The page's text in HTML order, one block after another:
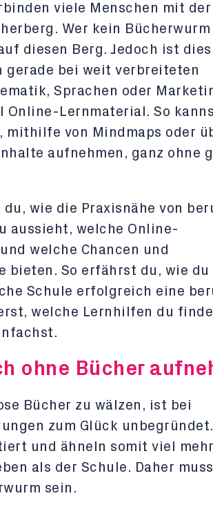
viele Menschen mit
Wer kein
diesen Berg. Jedoch ist
gerade bei weit verbreiteten
Sprachen oder
Online-Lernmaterial. So
mithilfe von Mindmaps oder
aufnehmen, ganz ohne
du, wie die Praxisnähe von
aussieht, welche Online-
welche Chancen und
bieten. So erfährst du, wie du
Schule erfolgreich eine
welche Lernhilfen du
ohne Bücher
Bücher zu wälzen, ist bei
zum Glück unbegründet.
und ähneln somit viel
als der Schule. Daher
sein.